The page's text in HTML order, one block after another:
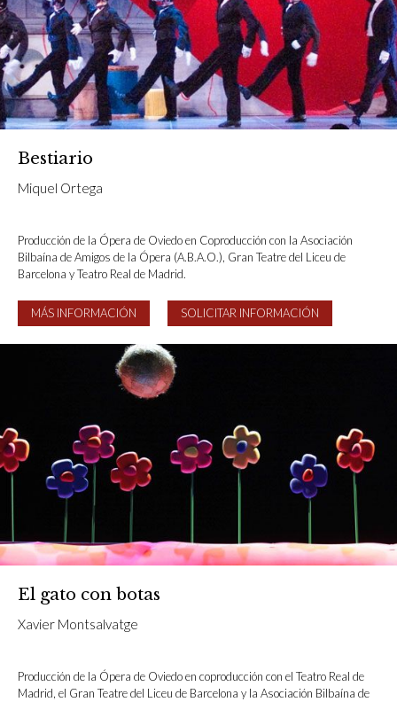
Bestiario
Miquel Ortega
Producción de la Ópera de Oviedo en Coproducción con la Asociación
Bilbaína de Amigos de la Ópera (A.B.A.O.), Gran Teatre del Liceu de
Barcelona y Teatro Real de Madrid.
MÁS INFORMACIÓN SOLICITAR INFORMACIÓN
El gato con botas
Xavier Montsalvatge
Producción de la Ópera de Oviedo en coproducción con el Teatro Real de
Madrid, el Gran Teatre del Liceu de Barcelona y la Asociación Bilbaína de